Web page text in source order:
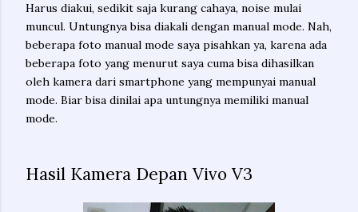
Harus diakui, sedikit saja kurang cahaya, noise mulai
muncul. Untungnya bisa diakali dengan manual mode. Nah,
beberapa foto manual mode saya pisahkan ya, karena ada
beberapa foto yang menurut saya cuma bisa dihasilkan
oleh kamera dari smartphone yang mempunyai manual
mode. Biar bisa dinilai apa untungnya memiliki manual
mode.
Hasil Kamera Depan Vivo V3